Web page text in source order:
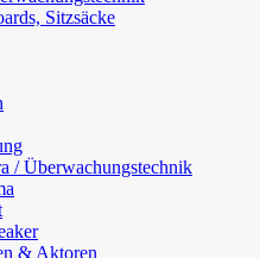
Sitzsäcke
/ Überwachungstechnik
& Aktoren